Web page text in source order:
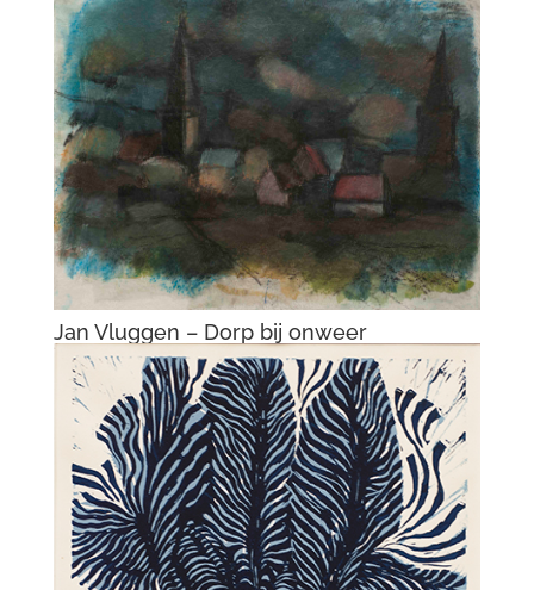
Jan Vluggen – Aan de horizon ligt
Abcoude
Jan Vluggen – Steenfabriek